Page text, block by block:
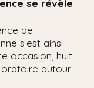
se révèle
de
s’est ainsi
occasion, huit
autour